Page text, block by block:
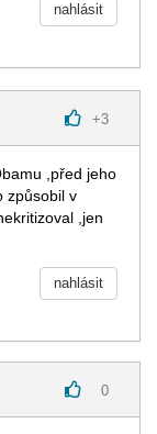
nahlásit
+3
,před jeho
způsobil v
,jen
nahlásit
0